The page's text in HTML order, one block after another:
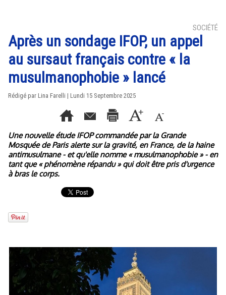
SOCIÉTÉ
Après un sondage IFOP, un appel
au sursaut français contre « la
musulmanophobie » lancé
Rédigé par Lina Farelli | Lundi 15 Septembre 2025
Une nouvelle étude IFOP commandée par la Grande
Mosquée de Paris alerte sur la gravité, en France, de la haine
antimusulmane - et qu'elle nomme « musulmanophobie » - en
tant que « phénomène répandu » qui doit être pris d'urgence
à bras le corps.